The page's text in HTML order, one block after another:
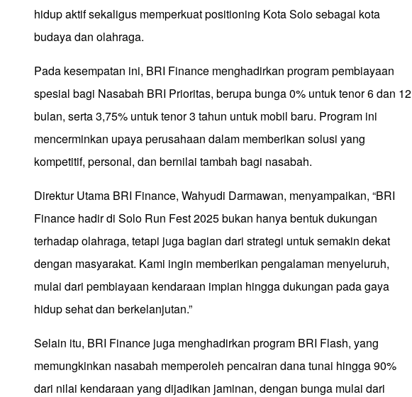
hidup aktif sekaligus memperkuat positioning Kota Solo sebagai kota
budaya dan olahraga.
Pada kesempatan ini, BRI Finance menghadirkan program pembiayaan
spesial bagi Nasabah BRI Prioritas, berupa bunga 0% untuk tenor 6 dan 12
bulan, serta 3,75% untuk tenor 3 tahun untuk mobil baru. Program ini
mencerminkan upaya perusahaan dalam memberikan solusi yang
kompetitif, personal, dan bernilai tambah bagi nasabah.
Direktur Utama BRI Finance, Wahyudi Darmawan, menyampaikan, “BRI
Finance hadir di Solo Run Fest 2025 bukan hanya bentuk dukungan
terhadap olahraga, tetapi juga bagian dari strategi untuk semakin dekat
dengan masyarakat. Kami ingin memberikan pengalaman menyeluruh,
mulai dari pembiayaan kendaraan impian hingga dukungan pada gaya
hidup sehat dan berkelanjutan.”
Selain itu, BRI Finance juga menghadirkan program BRI Flash, yang
memungkinkan nasabah memperoleh pencairan dana tunai hingga 90%
dari nilai kendaraan yang dijadikan jaminan, dengan bunga mulai dari